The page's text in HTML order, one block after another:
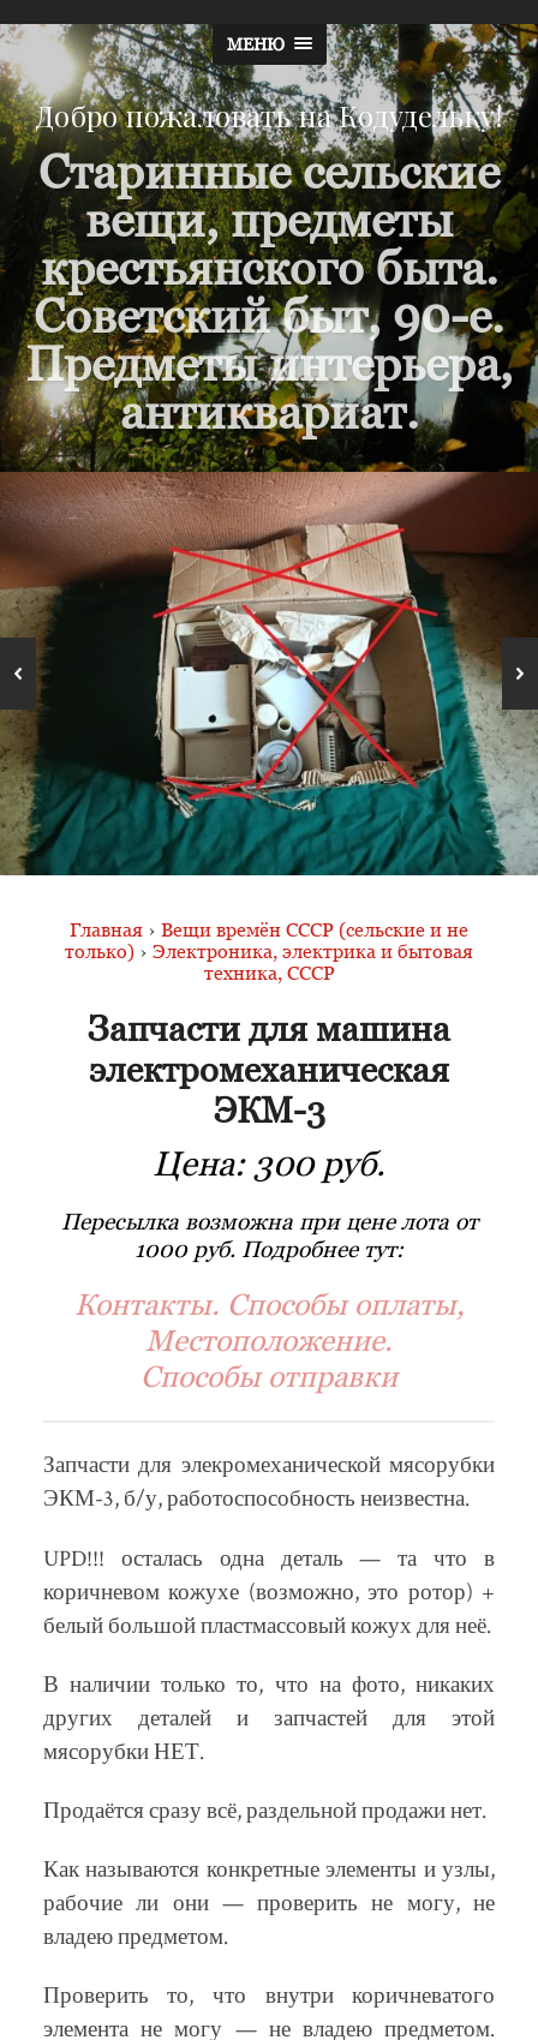
МЕНЮ
Добро пожаловать на Кодудельку!
Старинные сельские
вещи, предметы
крестьянского быта.
Советский быт, 90-е.
Предметы интерьера,
антиквариат.
Главная › Вещи времён СССР (сельские и не
только) › Электроника, электрика и бытовая
техника, СССР
Запчасти для машина
электромеханическая
ЭКМ-3
Цена: 300 руб.
Пересылка возможна при цене лота от
1000 руб. Подробнее тут:
Контакты. Способы оплаты,
Местоположение.
Способы отправки
Запчасти для элекромеханической мясорубки
ЭКМ-3, б/у, работоспособность неизвестна.
UPD!!! осталась одна деталь — та что в
коричневом кожухе (возможно, это ротор) +
белый большой пластмассовый кожух для неё.
В наличии только то, что на фото, никаких
других деталей и запчастей для этой
мясорубки НЕТ.
Продаётся сразу всё, раздельной продажи нет.
Как называются конкретные элементы и узлы,
рабочие ли они — проверить не могу, не
владею предметом.
Проверить то, что внутри коричневатого
элемента не могу — не владею предметом.